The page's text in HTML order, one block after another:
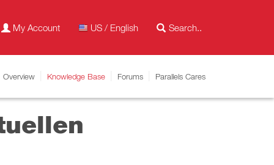
My Account US / English
Overview Knowledge Base Forums Parallels Cares